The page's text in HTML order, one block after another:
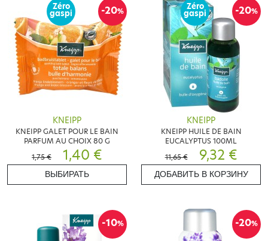
-20%
Zéro
gaspi
KNEIPP
KNEIPP GALET POUR LE BAIN
PARFUM AU CHOIX 80 G
1,75 €
1,40 €
ВЫБИРАТЬ
-20%
Zéro
gaspi
KNEIPP
KNEIPP HUILE DE BAIN
EUCALYPTUS 100ML
11,65 €
9,32 €
ДОБАВИТЬ В КОРЗИНУ
-10% -20%